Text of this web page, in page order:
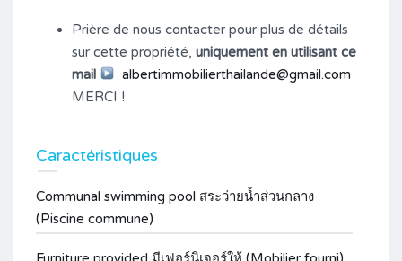
Prière de nous contacter pour plus de détails
sur cette propriété, uniquement en utilisant ce
mail
albertimmobilierthailande@gmail.com
MERCI !
Caractéristiques
Communal swimming pool สระว่ายน้ำส่วนกลาง
(Piscine commune)